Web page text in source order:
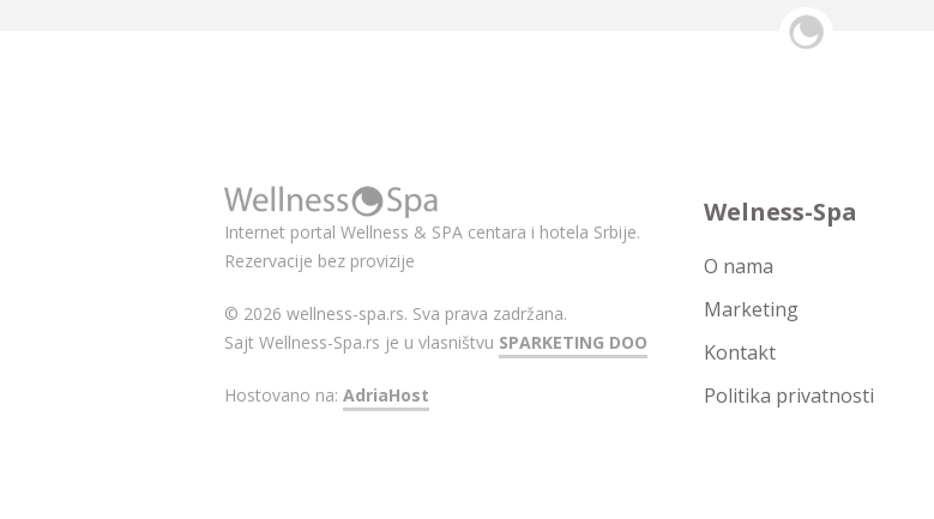
Internet portal Wellness & SPA centara i hotela Srbije.
Rezervacije bez provizije
© 2026 wellness-spa.rs. Sva prava zadržana.
Sajt Wellness-Spa.rs je u vlasništvu SPARKETING DOO
Hostovano na: AdriaHost
Welness-Spa
O nama
Marketing
Kontakt
Politika privatnosti